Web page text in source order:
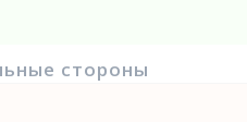
стороны